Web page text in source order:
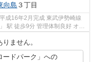
向島 ３丁目
ません。
ードパーク」への